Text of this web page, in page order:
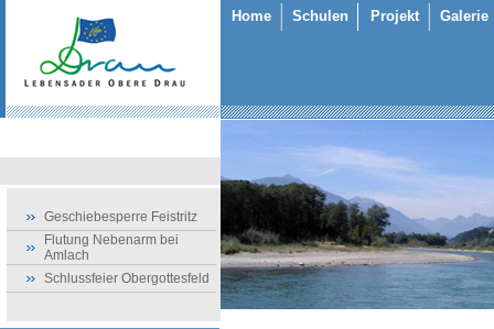
Home Schulen Projekt Galerie
Geschiebesperre Feistritz
Flutung Nebenarm bei
Amlach
Schlussfeier Obergottesfeld